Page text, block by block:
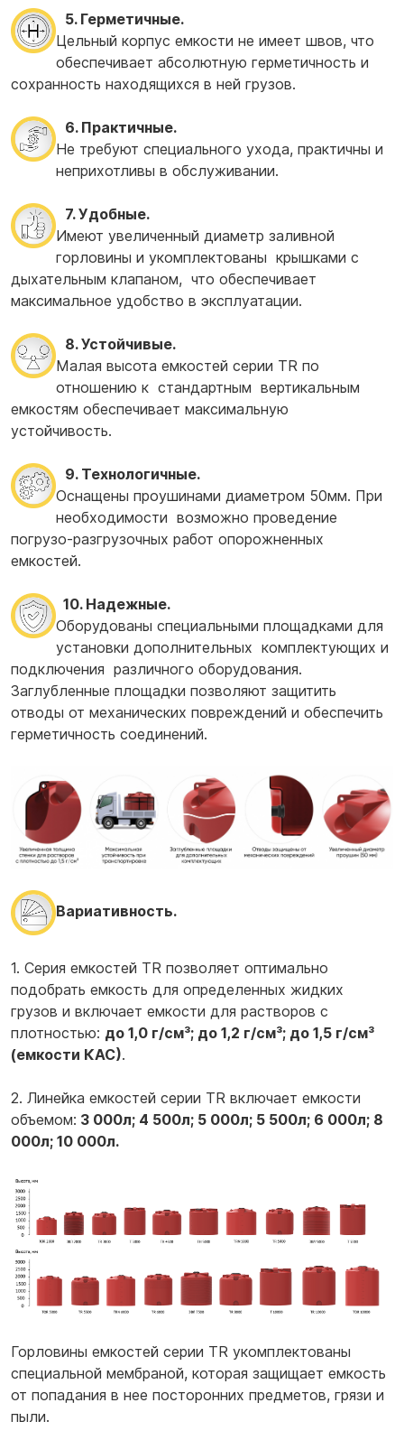
5. Герметичные.
Цельный корпус емкости не имеет швов, что
обеспечивает абсолютную герметичность и
сохранность находящихся в ней грузов.
6. Практичные.
Не требуют специального ухода, практичны и
неприхотливы в обслуживании.
7. Удобные.
Имеют увеличенный диаметр заливной
горловины и укомплектованы крышками с
дыхательным клапаном, что обеспечивает
максимальное удобство в эксплуатации.
8. Устойчивые.
Малая высота емкостей серии TR по
отношению к стандартным вертикальным
емкостям обеспечивает максимальную
устойчивость.
9. Технологичные.
Оснащены проушинами диаметром 50мм. При
необходимости возможно проведение
погрузо-разгрузочных работ опорожненных
емкостей.
10. Надежные.
Оборудованы специальными площадками для
установки дополнительных комплектующих и
подключения различного оборудования.
Заглубленные площадки позволяют защитить
отводы от механических повреждений и обеспечить
герметичность соединений.
Вариативность.
1. Серия емкостей TR позволяет оптимально
подобрать емкость для определенных жидких
грузов и включает емкости для растворов с
плотностью: до 1,0 г/см³; до 1,2 г/см³; до 1,5 г/см³
(емкости КАС).
2. Линейка емкостей серии TR включает емкости
объемом: 3 000л; 4 500л; 5 000л; 5 500л; 6 000л; 8
000л; 10 000л.
Горловины емкостей серии TR укомплектованы
специальной мембраной, которая защищает емкость
от попадания в нее посторонних предметов, грязи и
пыли.